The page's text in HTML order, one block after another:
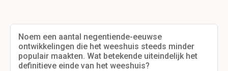
Noem een aantal negentiende-eeuwse
ontwikkelingen die het weeshuis steeds minder
populair maakten. Wat betekende uiteindelijk het
definitieve einde van het weeshuis?